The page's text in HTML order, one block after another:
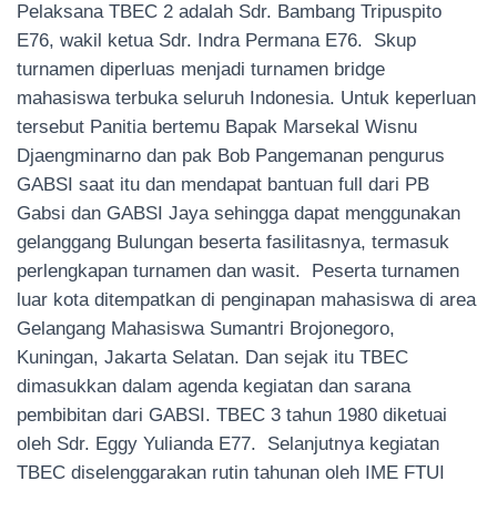
Pelaksana TBEC 2 adalah Sdr. Bambang Tripuspito
E76, wakil ketua Sdr. Indra Permana E76. Skup
turnamen diperluas menjadi turnamen bridge
mahasiswa terbuka seluruh Indonesia. Untuk keperluan
tersebut Panitia bertemu Bapak Marsekal Wisnu
Djaengminarno dan pak Bob Pangemanan pengurus
GABSI saat itu dan mendapat bantuan full dari PB
Gabsi dan GABSI Jaya sehingga dapat menggunakan
gelanggang Bulungan beserta fasilitasnya, termasuk
perlengkapan turnamen dan wasit. Peserta turnamen
luar kota ditempatkan di penginapan mahasiswa di area
Gelangang Mahasiswa Sumantri Brojonegoro,
Kuningan, Jakarta Selatan. Dan sejak itu TBEC
dimasukkan dalam agenda kegiatan dan sarana
pembibitan dari GABSI. TBEC 3 tahun 1980 diketuai
oleh Sdr. Eggy Yulianda E77. Selanjutnya kegiatan
TBEC diselenggarakan rutin tahunan oleh IME FTUI